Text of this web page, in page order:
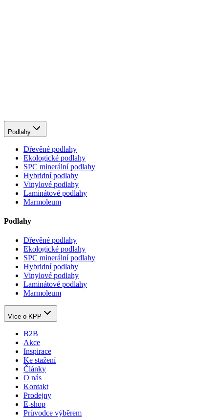
Podlahy
Dřevěné podlahy
Ekologické podlahy
SPC minerální podlahy
Hybridní podlahy
Vinylové podlahy
Laminátové podlahy
Marmoleum
Podlahy
Dřevěné podlahy
Ekologické podlahy
SPC minerální podlahy
Hybridní podlahy
Vinylové podlahy
Laminátové podlahy
Marmoleum
Více o KPP
B2B
Akce
Inspirace
Ke stažení
Články
O nás
Kontakt
Prodejny
E-shop
Průvodce výběrem